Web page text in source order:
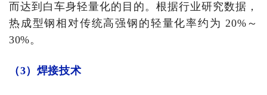
而达到白车身轻量化的目的。根据行业研究数据，
热成型钢相对传统高强钢的轻量化率约为 20%～
30%。
（3）焊接技术